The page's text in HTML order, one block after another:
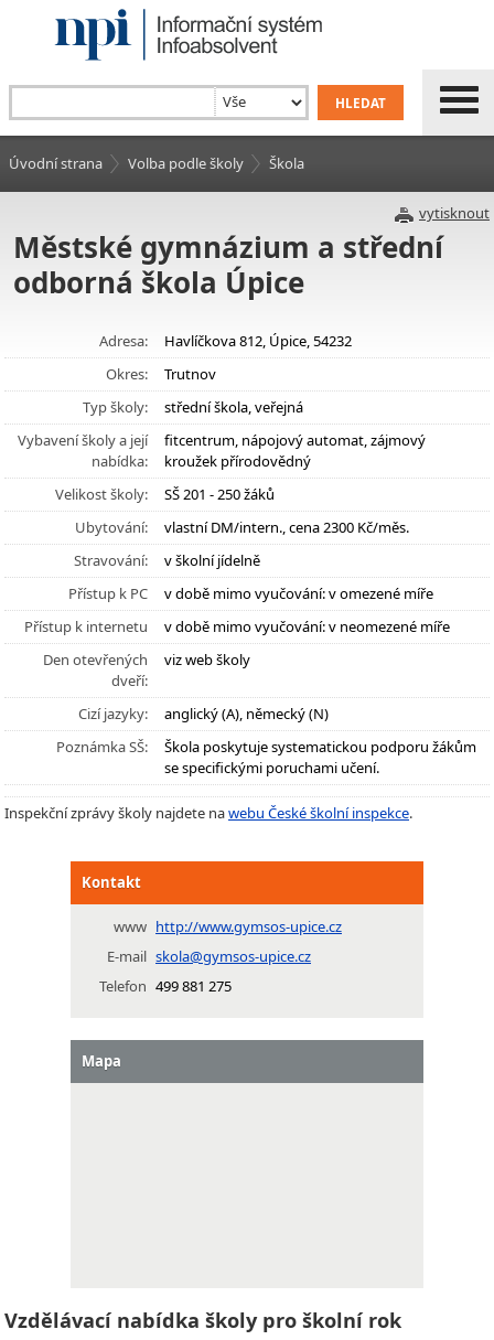
Úvodní strana Volba podle školy Škola
vytisknout
Městské gymnázium a střední
odborná škola Úpice
Adresa:
Havlíčkova 812, Úpice, 54232
Okres:
Trutnov
Typ školy:
střední škola, veřejná
Vybavení školy a její
nabídka:
fitcentrum, nápojový automat, zájmový
kroužek přírodovědný
Velikost školy:
SŠ 201 - 250 žáků
Ubytování:
vlastní DM/intern., cena 2300 Kč/měs.
Stravování:
v školní jídelně
Přístup k PC
v době mimo vyučování: v omezené míře
Přístup k internetu
v době mimo vyučování: v neomezené míře
Den otevřených
dveří:
viz web školy
Cizí jazyky:
anglický (A), německý (N)
Poznámka SŠ:
Škola poskytuje systematickou podporu žákům
se specifickými poruchami učení.
Inspekční zprávy školy najdete nawebu České školní inspekce.
Kontakt
www http://www.gymsos-upice.cz
E-mail skola@gymsos-upice.cz
Telefon 499 881 275
Mapa
Vzdělávací nabídka školy pro školní rok